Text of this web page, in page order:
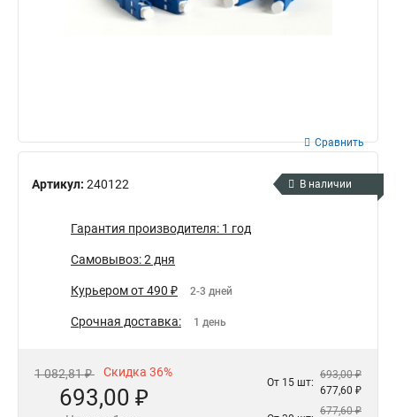
Артикул: 240122
Сравнить
В наличии
Гарантия производителя: 1 год
Самовывоз: 2 дня
Курьером от 490 ₽ 2-3 дней
Срочная доставка: 1 день
1 082,81 ₽ Скидка 36%
693,00 ₽
От 15 шт:
693,00 ₽
677,60 ₽
677,60 ₽